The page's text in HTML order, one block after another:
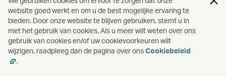
website goed werkt en om u de best mogelijke ervaring te
bieden. Door onze website te blijven gebruiken, stemt u in
met het gebruik van cookies. Als u meer wilt weten over ons
gebruik van cookies en/of uw cookievoorkeuren wilt
wijzigen, raadpleeg dan de pagina over onsCookiebeleid
.